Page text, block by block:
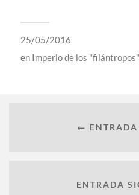
25/05/2016
en Imperio de los "filántropos"
← ENTRADA
ENTRADA